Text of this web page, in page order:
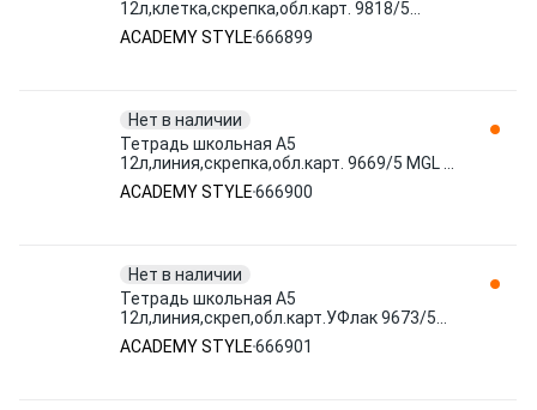
12л,клетка,скрепка,обл.карт. 9818/5
Прятки в ассорт 666899 ACADEMY STYLE
ACADEMY STYLE666899
Нет в наличии
Тетрадь школьная А5
12л,линия,скрепка,обл.карт. 9669/5 MGL в
ассорт 666900 ACADEMY STYLE
ACADEMY STYLE666900
Нет в наличии
Тетрадь школьная А5
12л,линия,скреп,обл.карт.УФлак 9673/5
Кот в космосе асс 666901 ACADEMY
STYLE
ACADEMY STYLE666901